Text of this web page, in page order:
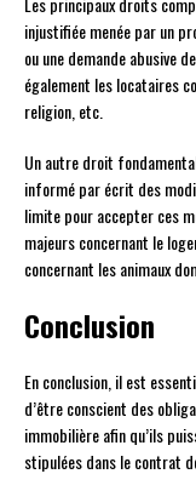
injustifiée menée par un
ou une demande abusive
également les locataires
religion, etc.
Un autre droit
informé par écrit des
limite pour accepter ces
majeurs concernant le
concernant les animaux
Conclusion
En conclusion, il est
d’être conscient des
immobilière afin qu’ils
stipulées dans le contrat